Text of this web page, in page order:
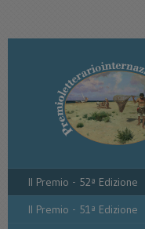
Il Premio - 52ª Edizione
Il Premio - 51ª Edizione